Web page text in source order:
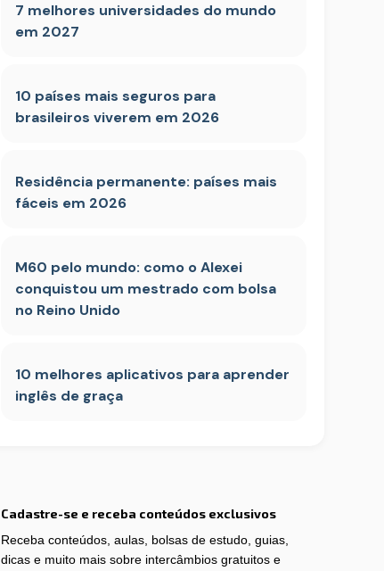
7 melhores universidades do mundo
em 2027
10 países mais seguros para
brasileiros viverem em 2026
Residência permanente: países mais
fáceis em 2026
M60 pelo mundo: como o Alexei
conquistou um mestrado com bolsa
no Reino Unido
10 melhores aplicativos para aprender
inglês de graça
Cadastre-se e receba conteúdos exclusivos
Receba conteúdos, aulas, bolsas de estudo, guias,
dicas e muito mais sobre intercâmbios gratuitos e